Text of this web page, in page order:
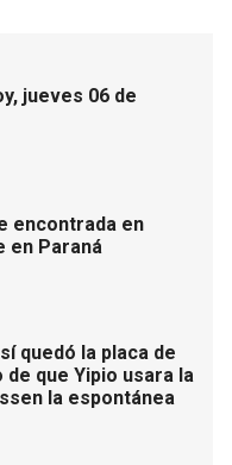
jueves 06 de
encontrada en
en Paraná
quedó la placa de
que Yipio usara la
la espontánea